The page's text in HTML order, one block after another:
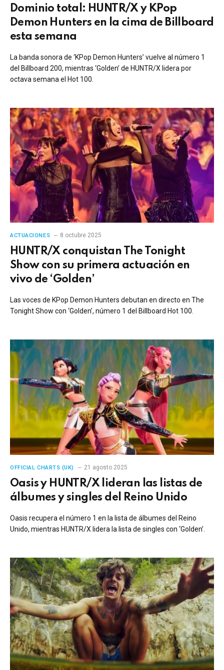
Dominio total: HUNTR/X y KPop
Demon Hunters en la cima de Billboard
esta semana
La banda sonora de ‘KPop Demon Hunters’ vuelve al número 1
del Billboard 200, mientras ‘Golden’ de HUNTR/X lidera por
octava semana el Hot 100.
ACTUACIONES 8 octubre 2025
HUNTR/X conquistan The Tonight
Show con su primera actuación en
vivo de ‘Golden’
Las voces de KPop Demon Hunters debutan en directo en The
Tonight Show con ‘Golden’, número 1 del Billboard Hot 100.
OFFICIAL CHARTS (UK) 21 agosto 2025
Oasis y HUNTR/X lideran las listas de
álbumes y singles del Reino Unido
Oasis recupera el número 1 en la lista de álbumes del Reino
Unido, mientras HUNTR/X lidera la lista de singles con ‘Golden’.